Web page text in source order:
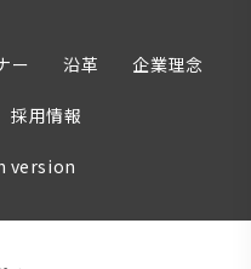
ー 沿革 企業理念
採用情報
version